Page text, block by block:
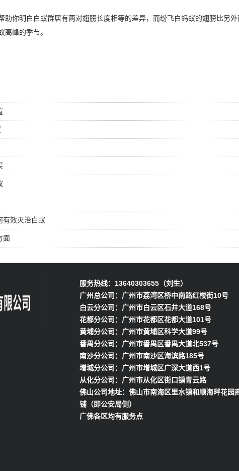
助你明白白蚁群居有两对翅膀长度相等的差异，而纷飞白蚂蚁的翅膀比另
峰的季节。
有效灭治白蚁
面
服务热线：13640303655（刘生）
广州总公司：广州市荔湾区桥中南路红楼街10号
白云分公司：广州市白云区石井大道168号
花都分公司：广州市花都区花都大道101号
黄埔分公司：广州市黄埔区科学大道99号
番禺分公司：广州市番禺区番禺大道北537号
南沙分公司：广州市南沙区海滨路185号
增城分公司：广州市增城区广深大道西1号
从化分公司：广州市从化区街口镇青云路
佛山公司地址：佛山市南海区里水镇和顺海畔花园
铺（即公安局侧）
广佛各区均有服务点